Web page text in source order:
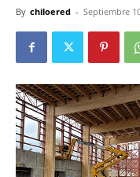
By chiloered - Septiembre